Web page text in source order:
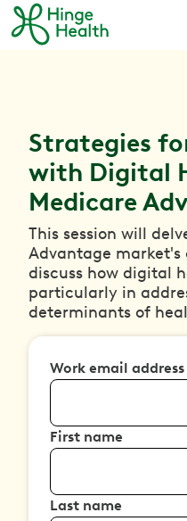
Strategies
with Digital
Medicare
This session will
Advantage
discuss how digital
particularly in
determinants of
Work email address
First name
Last name